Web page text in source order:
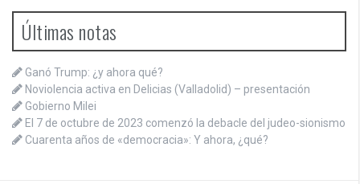
Últimas notas
Ganó Trump: ¿y ahora qué?
Noviolencia activa en Delicias (Valladolid) – presentación
Gobierno Milei
El 7 de octubre de 2023 comenzó la debacle del judeo-sionismo
Cuarenta años de «democracia»: Y ahora, ¿qué?